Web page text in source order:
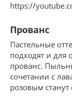
https://
Прованс
Пастельные
подходят и для
прованс.
сочетании с
розовым